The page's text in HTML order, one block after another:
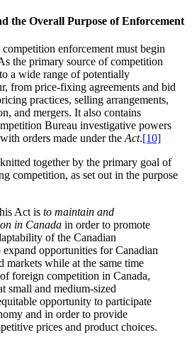
the Overall Purpose of Enforcement
enforcement must begin
the primary source of competition
a wide range of potentially
from price-fixing agreements and bid
practices, selling arrangements,
and mergers. It also contains
Bureau investigative powers
orders made under the Act.[10]
together by the primary goal of
competition, as set out in the purpose
Act is to maintain and
in Canada in order to promote
of the Canadian
opportunities for Canadian
while at the same time
foreign competition in Canada,
small and medium-sized
opportunity to participate
and in order to provide
prices and product choices.